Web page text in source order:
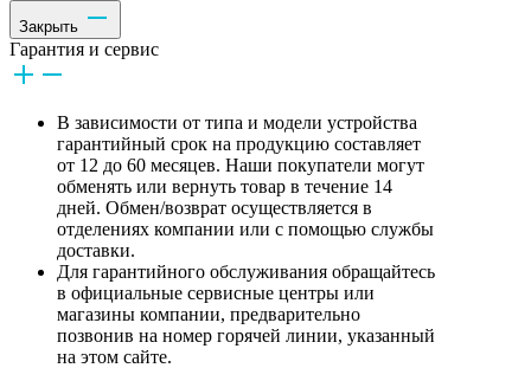
Закрыть
Гарантия и сервис
В зависимости от типа и модели устройства
гарантийный срок на продукцию составляет
от 12 до 60 месяцев. Наши покупатели могут
обменять или вернуть товар в течение 14
дней. Обмен/возврат осуществляется в
отделениях компании или с помощью службы
доставки.
Для гарантийного обслуживания обращайтесь
в официальные сервисные центры или
магазины компании, предварительно
позвонив на номер горячей линии, указанный
на этом сайте.